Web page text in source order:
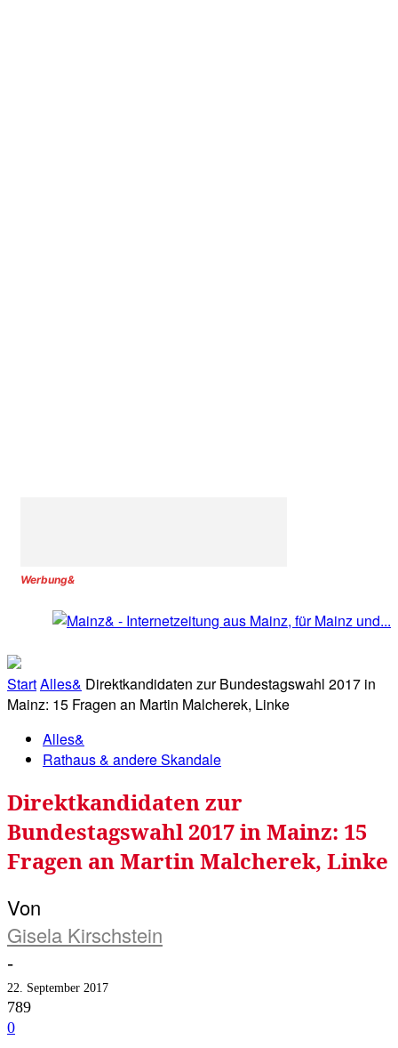
Werbung&
StartAlles& Direktkandidaten zur Bundestagswahl 2017 in
Mainz: 15 Fragen an Martin Malcherek, Linke
Alles&
Rathaus & andere Skandale
Direktkandidaten zur
Bundestagswahl 2017 in Mainz: 15
Fragen an Martin Malcherek, Linke
Von
Gisela Kirschstein
-
22. September 2017
789
0